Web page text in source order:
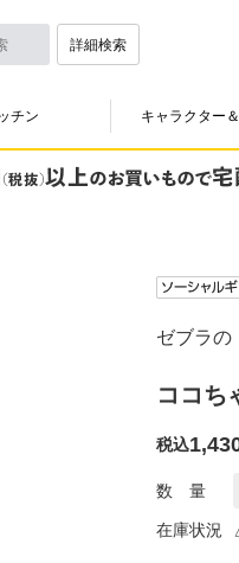
詳細検索
チン キャラクター
ゼブラの
ココち
税込
数 量
在庫状況